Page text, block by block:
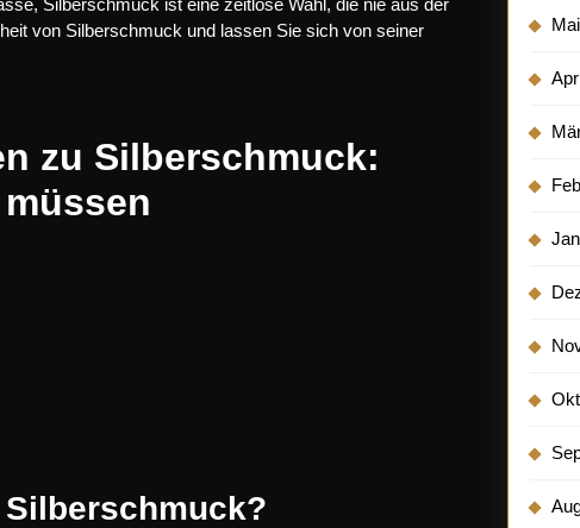
Silberschmuck ist eine zeitlose Wahl, die nie aus der
von Silberschmuck und lassen Sie sich von seiner
zu Silberschmuck: